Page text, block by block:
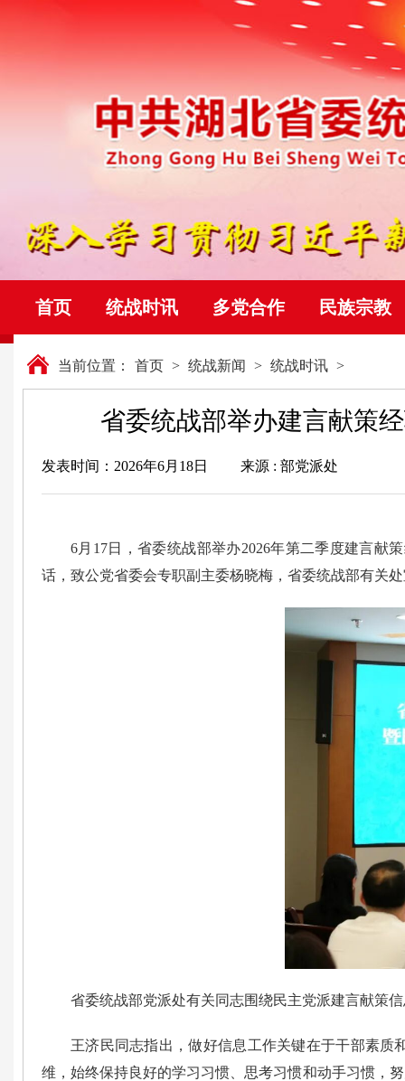
首页 统战时讯 多党合作 民族宗教
当前位置： 首页 > 统战新闻 > 统战时讯 >
省委统战部举办建言献策
发表时间：2026年6月18日 来源 : 部党派处
6月17日，省委统战部举办2026年第二季度建言献
话，致公党省委会专职副主委杨晓梅，省委统战部有关
省委统战部党派处有关同志围绕民主党派建言献策
王济民同志指出，做好信息工作关键在于干部素质
维，始终保持良好的学习习惯、思考习惯和动手习惯，